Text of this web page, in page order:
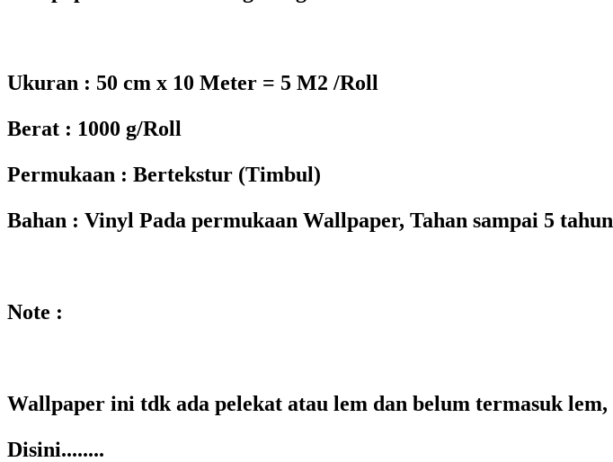
Ukuran : 50 cm x 10 Meter = 5 M2 /Roll
Berat : 1000 g/Roll
Permukaan : Bertekstur (Timbul)
Bahan : Vinyl Pada permukaan Wallpaper, Tahan sampai 5 tahun
Note :
Wallpaper ini tdk ada pelekat atau lem dan belum termasuk lem,
Disini........